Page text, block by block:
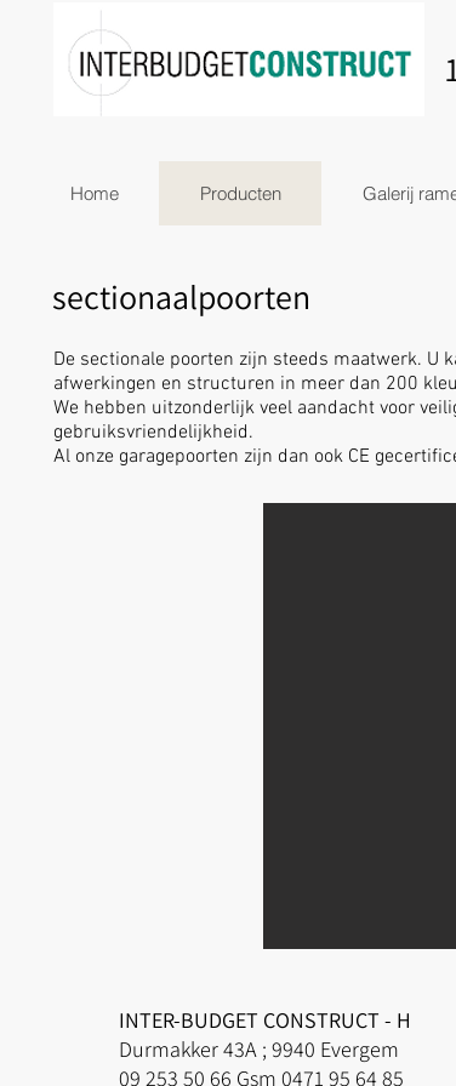
Home Producten Galerij
sectionaalpoorten
De sectionale poorten zijn steeds maatwerk. U
afwerkingen en structuren in meer dan 200
We hebben uitzonderlijk veel aandacht voor
gebruiksvriendelijkheid.
Al onze garagepoorten zijn dan ook CE
INTER-BUDGET CONSTRUCT - H
Durmakker 43A ; 9940
09 253 50 66 Gsm 0471 95 64 85